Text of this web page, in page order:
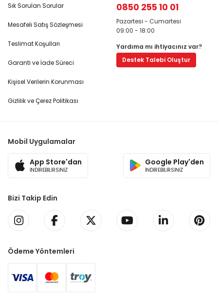
Sık Sorulan Sorular
Mesafeli Satış Sözleşmesi
Teslimat Koşulları
Garanti ve İade Süreci
Kişisel Verilerin Korunması
Gizlilik ve Çerez Politikası
0850 255 10 01
Pazartesi - Cumartesi
09:00 - 18:00
Yardıma mı ihtiyacınız var?
Destek Talebi Oluştur
Mobil Uygulamalar
App Store'dan
İNDİREBİLİRSİNİZ
Google Play'den
İNDİREBİLİRSİNİZ
Bizi Takip Edin
Ödeme Yöntemleri